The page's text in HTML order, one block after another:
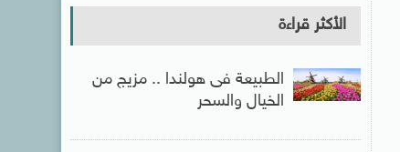
الأكثر قراءة
الطبيعة فى هولندا .. مزيج من
الخيال والسحر